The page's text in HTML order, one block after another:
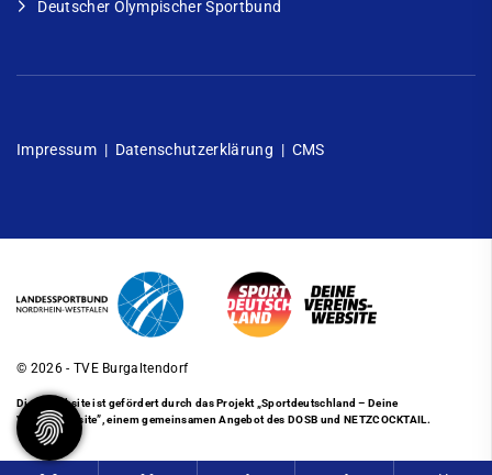
Deutscher Olympischer Sportbund
Impressum| Datenschutzerklärung | CMS
© 2026 - TVE Burgaltendorf
Diese Website ist gefördert durch das Projekt„Sportdeutschland – Deine
Vereinswebsite”, einem gemeinsamen Angebot des DOSB und NETZCOCKTAIL.